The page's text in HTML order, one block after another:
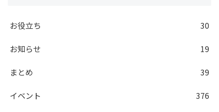
お役立ち
30
お知らせ
19
まとめ
39
イベント
376